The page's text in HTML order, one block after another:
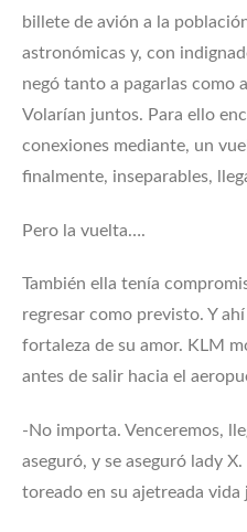
billete de avión a la
astronómicas y, con
negó tanto a pagarlas como
Volarían juntos. Para ello
conexiones mediante, un
finalmente, inseparables,
Pero la vuelta….
También ella tenía
regresar como previsto. Y
fortaleza de su amor. KLM
antes de salir hacia el
-No importa. Venceremos,
aseguró, y se aseguró lady
toreado en su ajetreada vida